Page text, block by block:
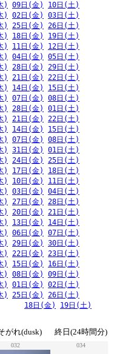
) 09日(金)
10日(土)
) 02日(金)
03日(土)
) 25日(金)
26日(土)
) 18日(金)
19日(土)
) 11日(金)
12日(土)
) 04日(金)
05日(土)
) 28日(金)
29日(土)
) 21日(金)
22日(土)
) 14日(金)
15日(土)
) 07日(金)
08日(土)
) 28日(金)
01日(土)
) 21日(金)
22日(土)
) 14日(金)
15日(土)
) 07日(金)
08日(土)
) 31日(金)
01日(土)
) 24日(金)
25日(土)
) 17日(金)
18日(土)
) 10日(金)
11日(土)
) 03日(金)
04日(土)
) 27日(金)
28日(土)
) 20日(金)
21日(土)
) 13日(金)
14日(土)
) 06日(金)
07日(土)
) 29日(金)
30日(土)
) 22日(金)
23日(土)
) 15日(金)
16日(土)
) 08日(金)
09日(土)
) 01日(金)
02日(土)
) 25日(金)
26日(土)
18日(金) 19日(土)
がれ(dusk) 終日(24時間分)
032 034